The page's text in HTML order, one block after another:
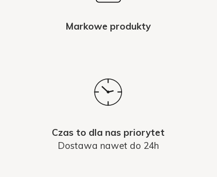
Markowe produkty
Czas to dla nas priorytet
Dostawa nawet do 24h